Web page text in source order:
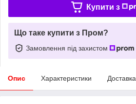
Купити з
Що таке купити з Пром?
Замовлення під захистом
Опис Характеристики Доставка